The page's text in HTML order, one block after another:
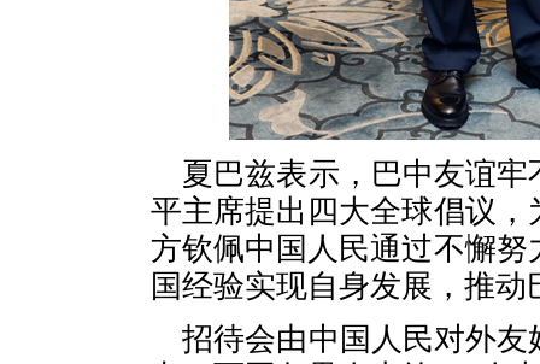
夏巴兹表示，巴中友谊
平主席提出四大全球倡议
方钦佩中国人民通过不懈
国经验实现自身发展，推
招待会由中国人民对外